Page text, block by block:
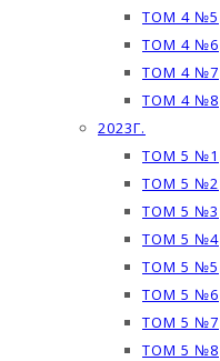
ТОМ 4 №5
ТОМ 4 №6
ТОМ 4 №7
ТОМ 4 №8
2023Г.
ТОМ 5 №1
ТОМ 5 №2
ТОМ 5 №3
ТОМ 5 №4
ТОМ 5 №5
ТОМ 5 №6
ТОМ 5 №7
ТОМ 5 №8